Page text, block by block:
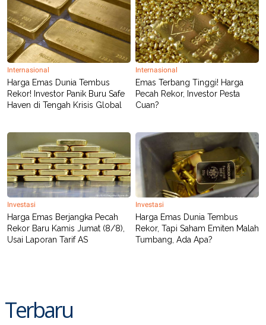
Internasional
Harga Emas Dunia Tembus
Rekor! Investor Panik Buru Safe
Haven di Tengah Krisis Global
Internasional
Emas Terbang Tinggi! Harga
Pecah Rekor, Investor Pesta
Cuan?
Investasi
Harga Emas Berjangka Pecah
Rekor Baru Kamis Jumat (8/8),
Usai Laporan Tarif AS
Investasi
Harga Emas Dunia Tembus
Rekor, Tapi Saham Emiten Malah
Tumbang, Ada Apa?
Terbaru